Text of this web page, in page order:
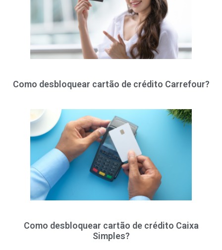
Como desbloquear cartão de crédito Carrefour?
Como desbloquear cartão de crédito Caixa
Simples?